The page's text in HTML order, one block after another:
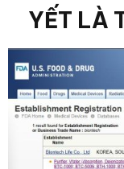
YẾT LÀ